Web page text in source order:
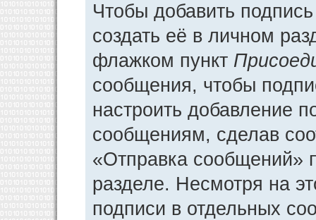
Чтобы добавить
создать её в личном
флажком пункт
сообщения, чтобы
настроить добавление
сообщениям, сделав
«Отправка сообщений»
разделе. Несмотря на
подписи в отдельных